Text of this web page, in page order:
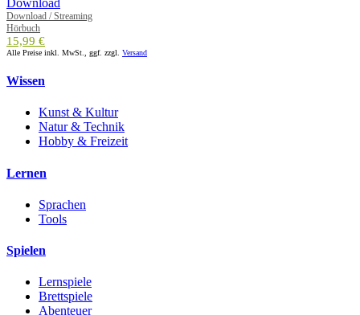
Download / Streaming
Hörbuch
15,99 €
Alle Preise inkl. MwSt., ggf. zzgl. Versand
Wissen
Kunst & Kultur
Natur & Technik
Hobby & Freizeit
Lernen
Sprachen
Tools
Spielen
Lernspiele
Brettspiele
Abenteuer